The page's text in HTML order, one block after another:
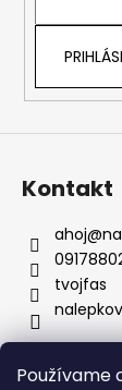
Používame
Kontakt
ahoj@
tvojfas